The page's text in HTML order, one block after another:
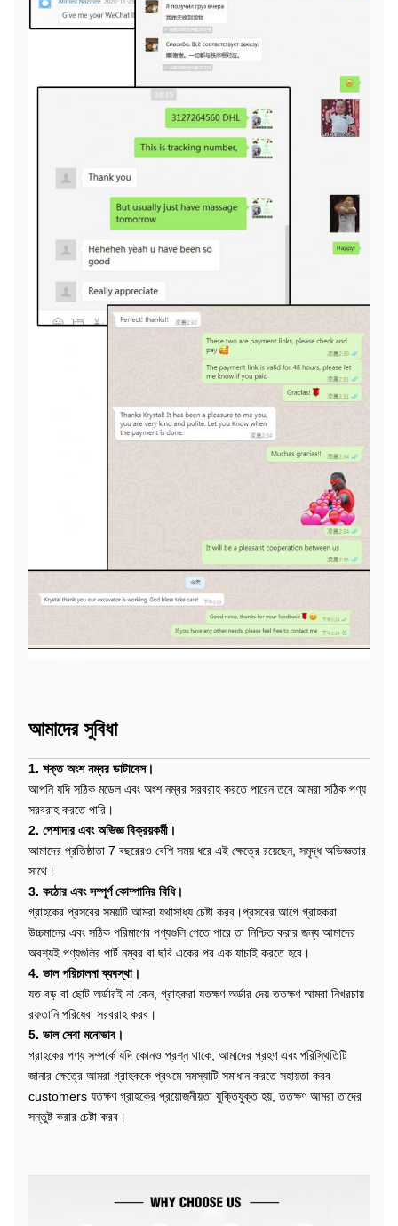
আমাদের সুবিধা
1. শক্ত অংশ নম্বর ডাটাবেস।
আপনি যদি সঠিক মডেল এবং অংশ নম্বর সরবরাহ করতে পারেন তবে আমরা সঠিক পণ্য
সরবরাহ করতে পারি।
2. পেশাদার এবং অভিজ্ঞ বিক্রয়কর্মী।
আমাদের প্রতিষ্ঠাতা 7 বছরেরও বেশি সময় ধরে এই ক্ষেত্রে রয়েছেন, সমৃদ্ধ অভিজ্ঞতার
সাথে।
3. কঠোর এবং সম্পূর্ণ কোম্পানির বিধি।
গ্রাহকের প্রসবের সময়টি আমরা যথাসাধ্য চেষ্টা করব।প্রসবের আগে গ্রাহকরা
উচ্চমানের এবং সঠিক পরিমাণের পণ্যগুলি পেতে পারে তা নিশ্চিত করার জন্য আমাদের
অবশ্যই পণ্যগুলির পার্ট নম্বর বা ছবি একের পর এক যাচাই করতে হবে।
4. ভাল পরিচালনা ব্যবস্থা।
যত বড় বা ছোট অর্ডারই না কেন, গ্রাহকরা যতক্ষণ অর্ডার দেয় ততক্ষণ আমরা নিখরচায়
রফতানি পরিষেবা সরবরাহ করব।
5. ভাল সেবা মনোভাব।
গ্রাহকের পণ্য সম্পর্কে যদি কোনও প্রশ্ন থাকে, আমাদের গ্রহণ এবং পরিস্থিতিটি
জানার ক্ষেত্রে আমরা গ্রাহককে প্রথমে সমস্যাটি সমাধান করতে সহায়তা করব
customers যতক্ষণ গ্রাহকের প্রয়োজনীয়তা যুক্তিযুক্ত হয়, ততক্ষণ আমরা তাদের
সন্তুষ্ট করার চেষ্টা করব।